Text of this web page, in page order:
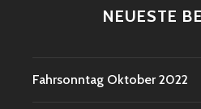
NEUESTE
Fahrsonntag Oktober 2022